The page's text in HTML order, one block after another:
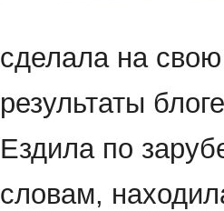
сделала на
результаты
Ездила по
словам,